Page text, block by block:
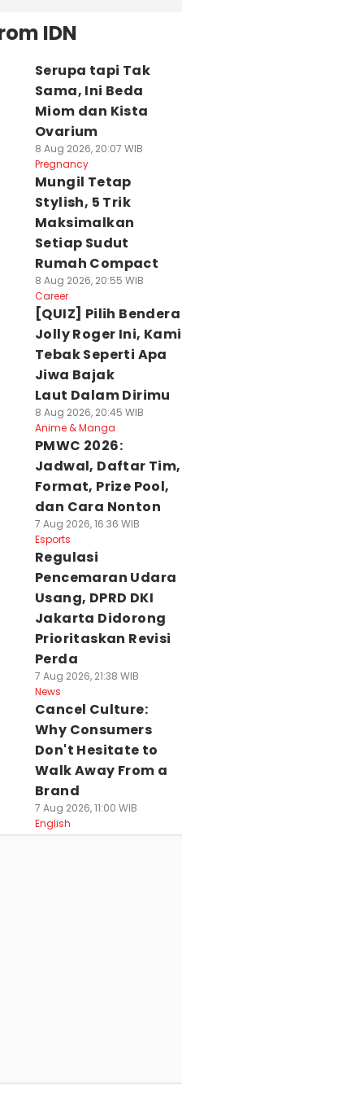
IDN
Serupa tapi Tak
Sama, Ini Beda
Miom dan Kista
Ovarium
8 Aug 2026, 20:07 WIB
Pregnancy
Mungil Tetap
Stylish, 5 Trik
Maksimalkan
Setiap Sudut
Rumah Compact
8 Aug 2026, 20:55 WIB
Career
[QUIZ] Pilih Bendera
Jolly Roger Ini, Kami
Tebak Seperti Apa
Jiwa Bajak
Laut Dalam Dirimu
8 Aug 2026, 20:45 WIB
Anime & Manga
PMWC 2026:
Jadwal, Daftar Tim,
Format, Prize Pool,
dan Cara Nonton
7 Aug 2026, 16:36 WIB
Esports
Regulasi
Pencemaran Udara
Usang, DPRD DKI
Jakarta Didorong
Prioritaskan Revisi
Perda
7 Aug 2026, 21:38 WIB
News
Cancel Culture:
Why Consumers
Don't Hesitate to
Walk Away From a
Brand
7 Aug 2026, 11:00 WIB
English